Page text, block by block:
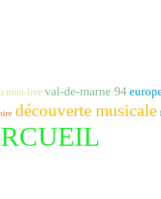
mini-live val-de-marne 94
découverte musicale